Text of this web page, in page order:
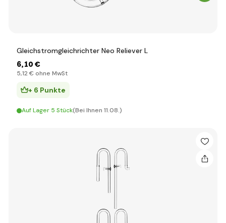
Gleichstromgleichrichter Neo Reliever L
6,10 €
5,12 € ohne MwSt
+ 6 Punkte
Auf Lager 5 Stück(Bei Ihnen 11.08.)